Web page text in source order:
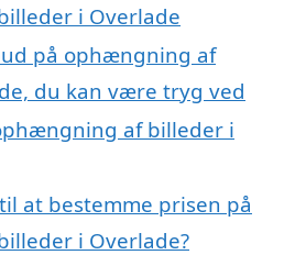
i Overlade
på ophængning af
du kan være tryg ved
af billeder i
at bestemme prisen på
i Overlade?